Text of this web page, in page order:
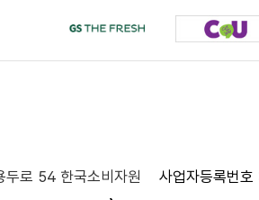
로 54 한국소비자원
사업자등록번